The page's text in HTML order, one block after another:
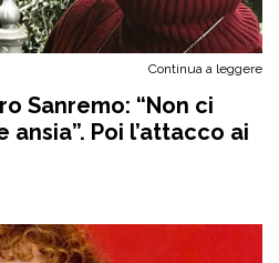
Continua a leggere
Sanremo: “Non ci
Poi l’attacco ai